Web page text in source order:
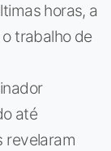
horas, a
trabalho de
até
revelaram